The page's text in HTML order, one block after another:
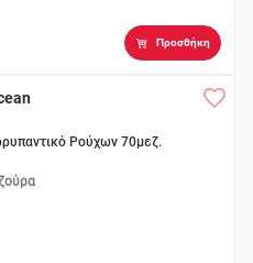
Προσθήκη
Ρούχων 70μεζ.